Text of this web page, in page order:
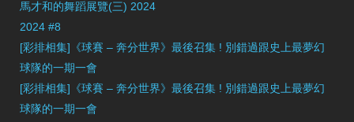
馬才和的舞蹈展覽(三) 2024
2024 #8
[彩排相集]《球賽 – 奔分世界》最後召集 ! 別錯過跟史上最夢幻
球隊的一期一會
[彩排相集]《球賽 – 奔分世界》最後召集 ! 別錯過跟史上最夢幻
球隊的一期一會